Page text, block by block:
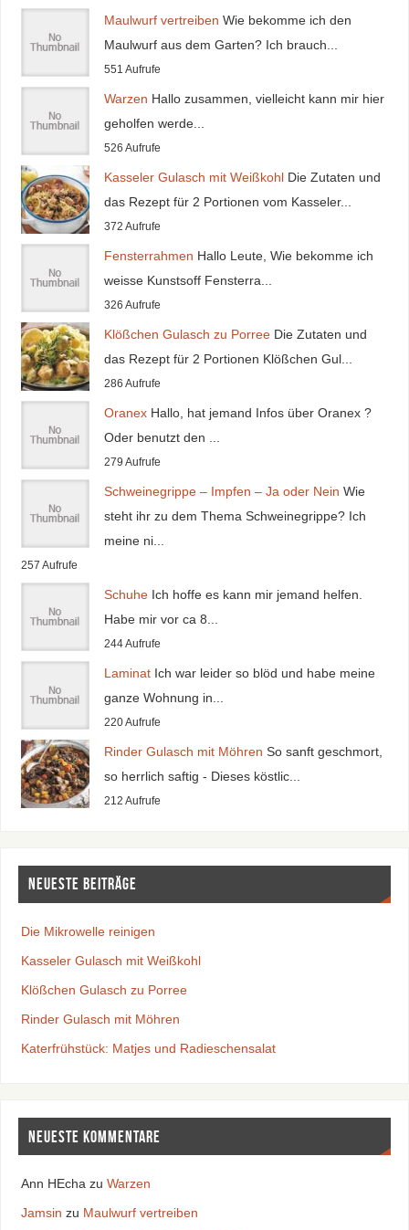
Maulwurf vertreiben Wie bekomme ich den
Maulwurf aus dem Garten? Ich brauch...
551 Aufrufe
Warzen Hallo zusammen, vielleicht kann mir hier
geholfen werde...
526 Aufrufe
Kasseler Gulasch mit Weißkohl Die Zutaten und
das Rezept für 2 Portionen vom Kasseler...
372 Aufrufe
Fensterrahmen Hallo Leute, Wie bekomme ich
weisse Kunstsoff Fensterra...
326 Aufrufe
Klößchen Gulasch zu Porree Die Zutaten und
das Rezept für 2 Portionen Klößchen Gul...
286 Aufrufe
Oranex Hallo, hat jemand Infos über Oranex ?
Oder benutzt den ...
279 Aufrufe
Schweinegrippe – Impfen – Ja oder Nein Wie
steht ihr zu dem Thema Schweinegrippe? Ich
meine ni...
257 Aufrufe
Schuhe Ich hoffe es kann mir jemand helfen.
Habe mir vor ca 8...
244 Aufrufe
Laminat Ich war leider so blöd und habe meine
ganze Wohnung in...
220 Aufrufe
Rinder Gulasch mit Möhren So sanft geschmort,
so herrlich saftig - Dieses köstlic...
212 Aufrufe
Neueste Beiträge
Die Mikrowelle reinigen
Kasseler Gulasch mit Weißkohl
Klößchen Gulasch zu Porree
Rinder Gulasch mit Möhren
Katerfrühstück: Matjes und Radieschensalat
Neueste Kommentare
Ann HEchazu Warzen
Jamsin zu Maulwurf vertreiben